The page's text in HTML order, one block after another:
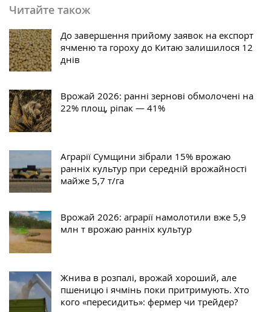
Читайте також
До завершення прийому заявок на експорт
ячменю та гороху до Китаю залишилося 12
днів
Врожай 2026: ранні зернові обмолочені на
22% площ, ріпак — 41%
Аграрії Сумщини зібрали 15% врожаю
ранніх культур при середній врожайності
майже 5,7 т/га
Врожай 2026: аграрії намолотили вже 5,9
млн т врожаю ранніх культур
Жнива в розпалі, врожай хороший, але
пшеницю і ячмінь поки притримують. Хто
кого «пересидить»: фермер чи трейдер?